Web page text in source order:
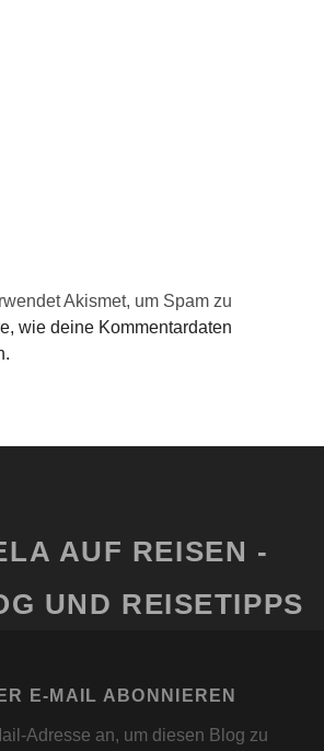
Akismet, um Spam zu
wie deine Kommentardaten
AUF REISEN -
UND REISETIPPS
E-MAIL ABONNIEREN
Adresse an, um diesen Blog zu